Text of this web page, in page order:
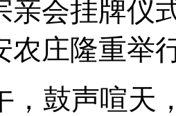
亲会挂牌仪
农庄隆重举
，鼓声喧天